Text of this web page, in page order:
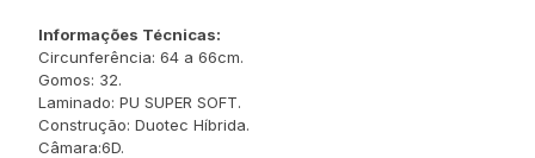
Informações Técnicas:
Circunferência: 64 a 66cm.
Gomos: 32.
Laminado: PU SUPER SOFT.
Construção: Duotec Híbrida.
Câmara:6D.